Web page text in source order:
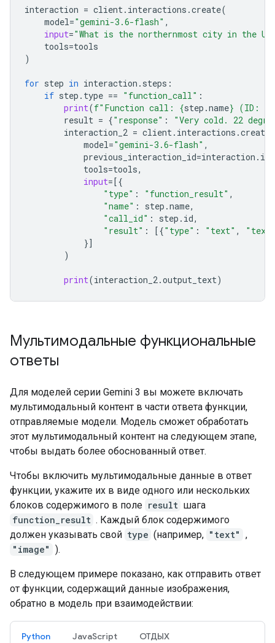
interaction = client. interactions .create(
model="gemini-3.6-flash" ,
input="What is the northernmost city in the
tools=tools
)
for step in interaction . steps :
if step . type == "function_call" :
print(f"Function call: {step .name} (ID:
result = {"response" :
"Very cold. 22
interaction_2 = client. interactions .create
model="gemini-3.6-flash" ,
previous_interaction_id=interaction . id
tools=tools,
input= [{
"type" : "function_result" ,
"name" : step .name,
"call_id" : step . id,
"result" : [{"type" : "text" ,
}]
)
print(interaction_2.output_text)
Мультимодальные функциональные
ответы
Для моделей серии Gemini 3 вы можете включать
мультимодальный контент в части ответа функции,
отправляемые модели. Модель сможет обработать
этот мультимодальный контент на следующем этапе,
чтобы выдать более обоснованный ответ.
Чтобы включить мультимодальные данные в ответ
функции, укажите их в виде одного или нескольких
блоков содержимого в поле result шага
function_result . Каждый блок содержимого
должен указывать свой type (например, "text" ,
"image" ).
В следующем примере показано, как отправить ответ
от функции, содержащий данные изображения,
обратно в модель при взаимодействии:
Python JavaScript ОТДЫХ